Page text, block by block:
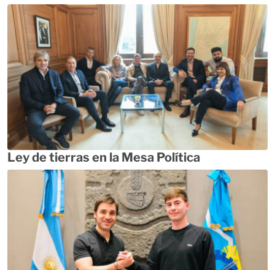
Ley de tierras en la Mesa Política